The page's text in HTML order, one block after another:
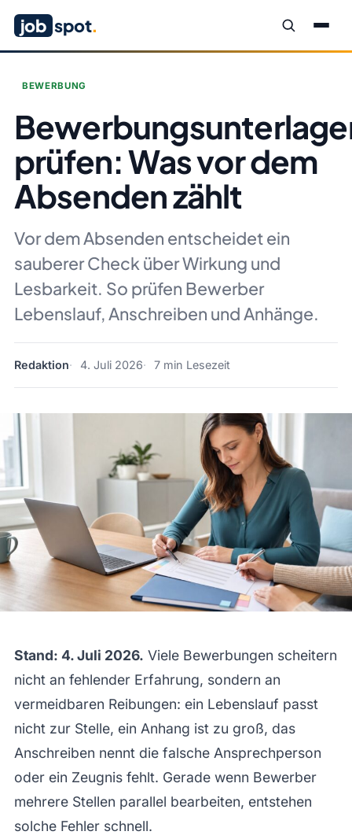
job spot.
BEWERBUNG
prüfen: Was vor dem
Absenden zählt
Vor dem Absenden entscheidet ein
sauberer Check über Wirkung und
Lesbarkeit. So prüfen Bewerber
Lebenslauf, Anschreiben und Anhänge.
Redaktion 4. Juli 2026 7 min Lesezeit
Stand: 4. Juli 2026. Viele Bewerbungen scheitern
nicht an fehlender Erfahrung, sondern an
vermeidbaren Reibungen: ein Lebenslauf passt
nicht zur Stelle, ein Anhang ist zu groß, das
Anschreiben nennt die falsche Ansprechperson
oder ein Zeugnis fehlt. Gerade wenn Bewerber
mehrere Stellen parallel bearbeiten, entstehen
solche Fehler schnell.